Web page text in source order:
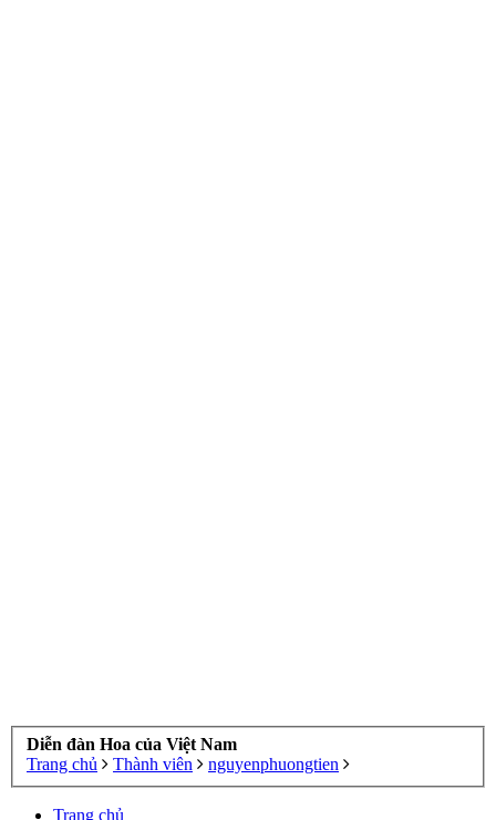
Diễn đàn Hoa của Việt Nam
Trang chủ
Thành viên nguyenphuongtien
Trang chủ